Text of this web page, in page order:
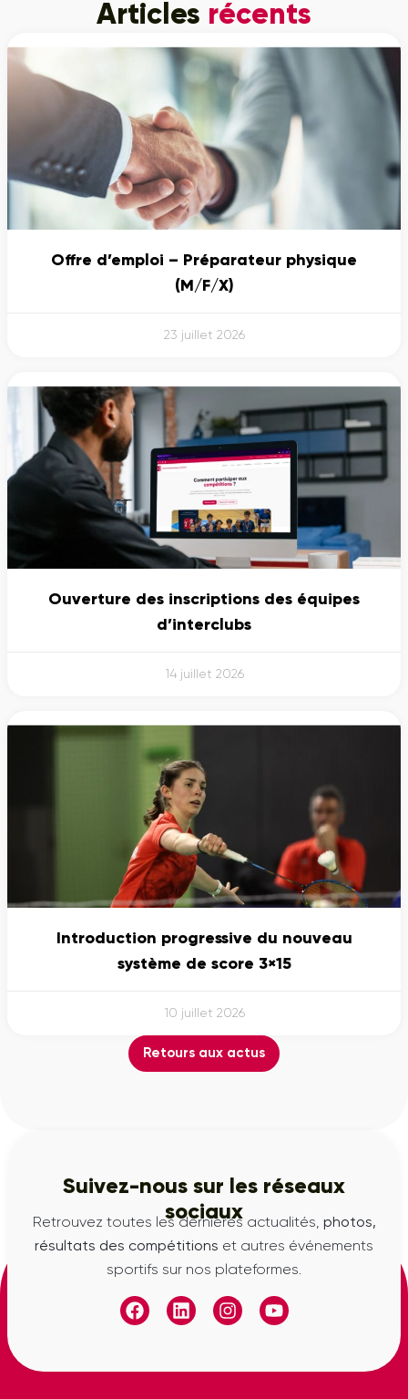
Articles récents
Offre d’emploi – Préparateur physique
(M/F/X)
23 juillet 2026
Ouverture des inscriptions des équipes
d’interclubs
14 juillet 2026
Introduction progressive du nouveau
système de score 3×15
10 juillet 2026
Retours aux actus
Suivez-nous sur les réseaux
sociaux
Retrouvez toutes les dernières actualités, photos,
résultats des compétitions et autres événements
sportifs sur nos plateformes.